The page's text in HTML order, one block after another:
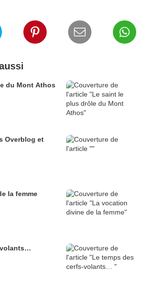
du Mont Athos
la femme
volants…